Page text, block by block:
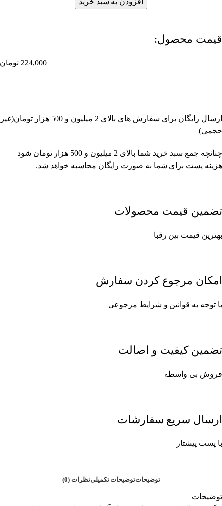
قیمت محصول:​
224,000 تومان
ارسال رایگان برای سفارش های بالای 2 میلیون و 500 هزار تومان(غیر
حجمی)
چنانچه جمع سبد خرید شما بالای 2 میلیون و 500 هزار تومان شود
هزینه پست برای شما به صورت رایگان محاسبه خواهد شد.
تضمین قیمت محصولات
بهترین قیمت بین رقبا
امکان مرجوع کردن سفارش
با توجه به قوانین و شرایط مرجوعی
تضمین کیفیت و اصالت
فروش بی واسطه
ارسال سریع سفارشات
با پست پیشتاز
توضیحاتتوضیحات تکمیلینظرات (0)
توضیحات